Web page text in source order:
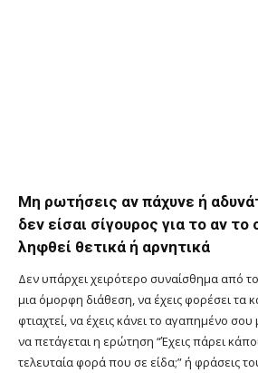
Μη ρωτήσεις αν πάχυνε ή
δεν είσαι σίγουρος για το αν το
ληφθεί θετικά ή αρνητικά
Δεν υπάρχει χειρότερο συναίσθημα από το
μια όμορφη διάθεση, να έχεις φορέσει τα
φτιαχτεί, να έχεις κάνει το αγαπημένο σου
να πετάγεται η ερώτηση “Έχεις πάρει
τελευταία φορά που σε είδα;” ή φράσεις